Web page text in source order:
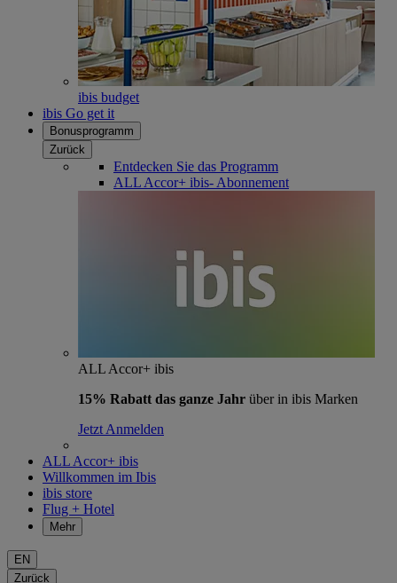
ibis budget
ibis Go get it
Bonusprogramm
Zurück
Entdecken Sie das Programm
ALL Accor+ ibis- Abonnement
ALL Accor+ ibis
15% Rabatt das ganze Jahr über in ibis Marken
Jetzt Anmelden
ALL Accor+ ibis
Willkommen im Ibis
ibis store
Flug + Hotel
Mehr
EN
Zurück